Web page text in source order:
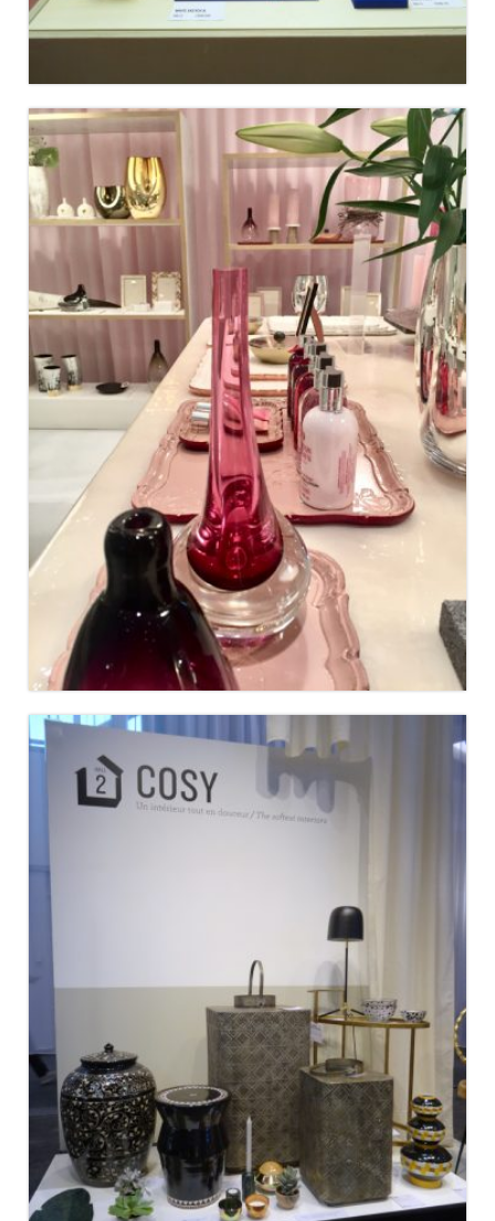
CASSINA IXC TOKYO
WHAT’S NEW ? MAISON&OBJET